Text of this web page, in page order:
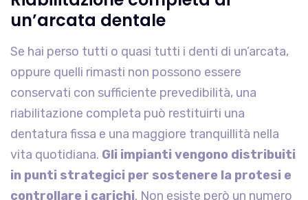
un’arcata dentale
Se hai perso tutti o quasi tutti i denti di un’arcata,
oppure quelli rimasti non possono essere
conservati con sufficiente prevedibilità, una
riabilitazione completa può restituirti una
dentatura fissa e una maggiore tranquillità nella
vita quotidiana. Gli impianti vengono distribuiti
in punti strategici per sostenere la protesi e
controllare i carichi. Non esiste però un numero